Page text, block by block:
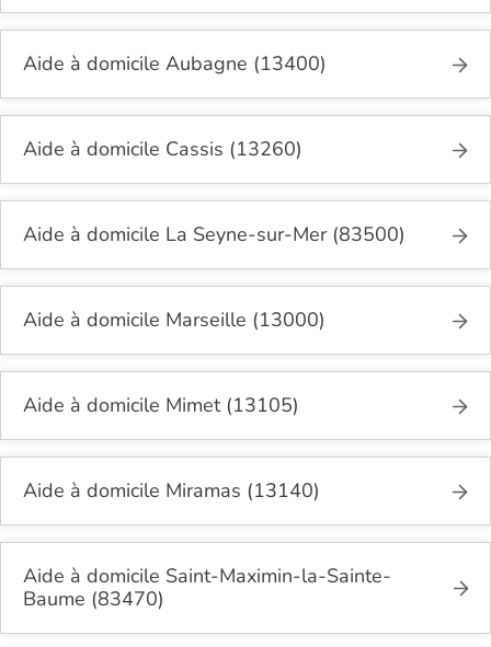
Aide à domicile Aubagne (13400)
Aide à domicile Cassis (13260)
Aide à domicile La Seyne-sur-Mer (83500)
Aide à domicile Marseille (13000)
Aide à domicile Mimet (13105)
Aide à domicile Miramas (13140)
Aide à domicile Saint-Maximin-la-Sainte-
Baume (83470)